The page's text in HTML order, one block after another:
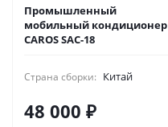
Промышленный
мобильный кондиционер
CAROS SAC-18
Страна сборки: Китай
48 000 ₽